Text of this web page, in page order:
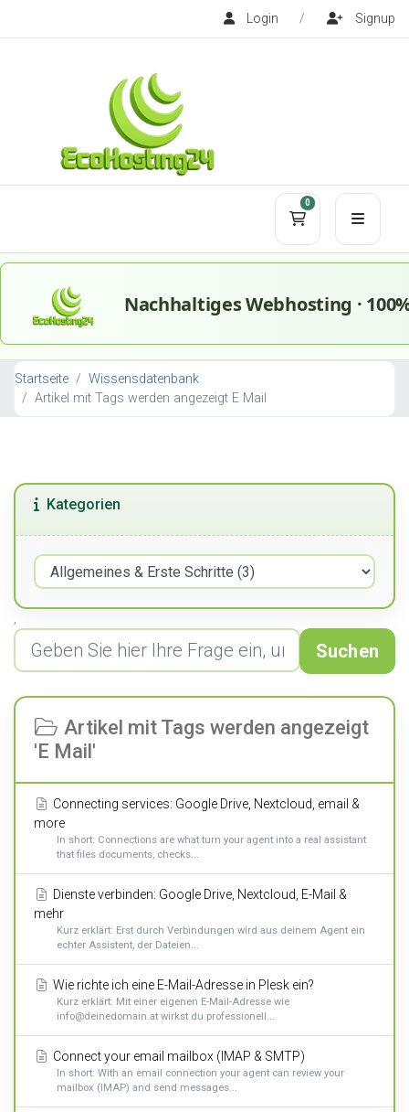
Login / Signup
0
Mein
Startseite
Wissensdatenbank
Artikel mit Tags werden angezeigt E Mail
Kategorien
Suchen
Artikel mit Tags werden angezeigt
'E Mail'
Connecting services: Google Drive, Nextcloud, email &
more
In short: Connections are what turn your agent into a real assistant
that files documents, checks...
Dienste verbinden: Google Drive, Nextcloud, E-Mail &
mehr
Kurz erklärt: Erst durch Verbindungen wird aus deinem Agent ein
echter Assistent, der Dateien...
Wie richte ich eine E-Mail-Adresse in Plesk ein?
Kurz erklärt: Mit einer eigenen E-Mail-Adresse wie
info@deinedomain.at wirkst du professionell...
Connect your email mailbox (IMAP & SMTP)
In short: With an email connection your agent can review your
mailbox (IMAP) and send messages...